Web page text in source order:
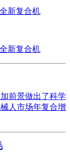
新复合机
新复合机
前景做出了科学
人市场年复合增